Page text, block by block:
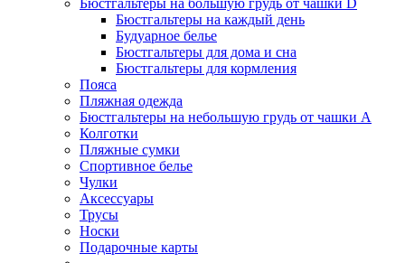
Бюстгальтеры на большую грудь от чашки D
Бюстгальтеры на каждый день
Будуарное белье
Бюстгальтеры для дома и сна
Бюстгальтеры для кормления
Пояса
Пляжная одежда
Бюстгальтеры на небольшую грудь от чашки А
Колготки
Пляжные сумки
Спортивное белье
Чулки
Аксессуары
Трусы
Носки
Подарочные карты